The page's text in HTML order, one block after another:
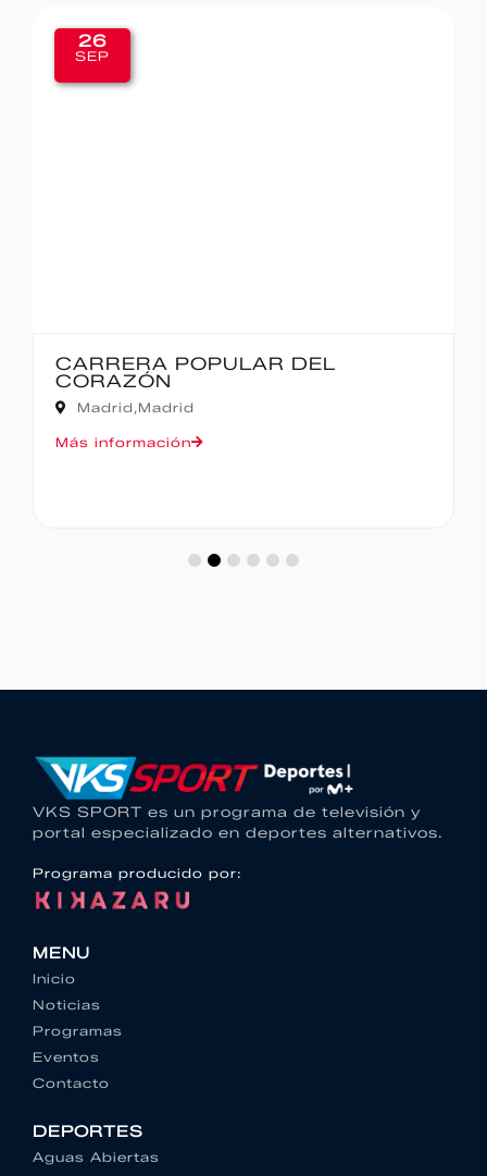
20
SEP
IBERCAJA MADRID CORRE POR
MADRID – 10K
Madrid,Madrid
Más información
VKS SPORT es un programa de televisión y
portal especializado en deportes alternativos.
Programa producido por:
MENU
Inicio
Noticias
Programas
Eventos
Contacto
DEPORTES
Aguas Abiertas